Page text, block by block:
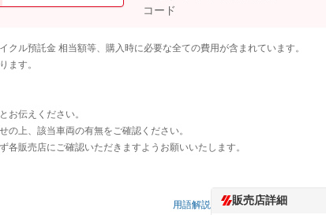
ル預託金 相当額等、購入時に必要な全ての費用が含まれています。
ます。
お伝えください。
上、該当車両の有無をご確認ください。
販売店にご確認いただきますようお願いいたします。
用語解説 販売店詳細